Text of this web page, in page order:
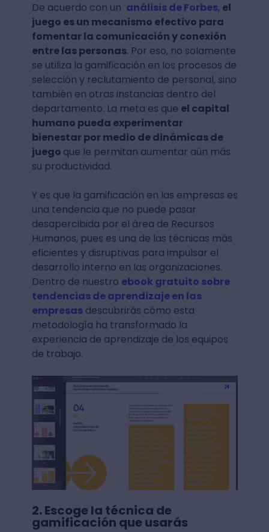
De acuerdo con un análisis de Forbes, el
juego es un mecanismo efectivo para
fomentar la comunicación y conexión
entre las personas. Por eso, no solamente
se utiliza la gamificación en los procesos de
selección y reclutamiento de personal, sino
también en otras instancias dentro del
departamento. La meta es que el capital
humano pueda experimentar
bienestar por medio de dinámicas de
juego que le permitan aumentar aún más
su productividad.
Y es que la gamificación en las empresas es
una tendencia que no puede pasar
desapercibida por el área de Recursos
Humanos, pues es una de las técnicas más
eficientes y disruptivas para impulsar el
desarrollo interno en las organizaciones.
Dentro de nuestro ebook gratuito sobre
tendencias de aprendizaje en las
empresasdescubrirás cómo esta
metodología ha transformado la
experiencia de aprendizaje de los equipos
de trabajo.
2. Escoge la técnica de
gamificación que usarás